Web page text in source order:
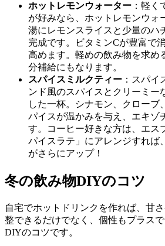
ホットレモンウォーター ：軽く
が好みなら、ホットレモンウォ
湯にレモンスライスと少量のハ
完成です。ビタミンCが豊富で
高めます。軽めの飲み物を求め
分補給にもなります。
スパイスミルクティー ：スパイ
ンド風のスパイスとクリーミー
した一杯。シナモン、クローブ
パイスが温かみを与え、エキゾ
す。コーヒー好きな方は、エス
パイスラテ」にアレンジすれば
がさらにアップ！
冬の飲み物DIYのコツ
自宅でホットドリンクを作れば、甘
整できるだけでなく、個性もプラス
DIYのコツです。